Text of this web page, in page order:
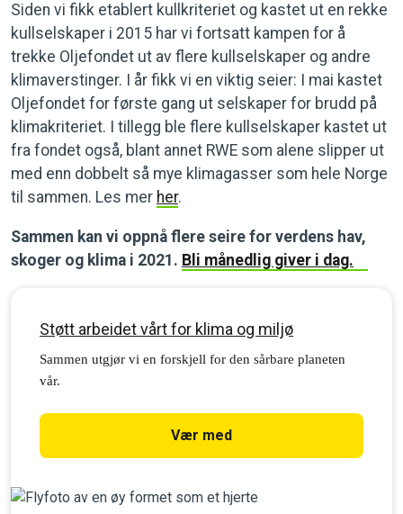
Siden vi fikk etablert kullkriteriet og kastet ut en rekke
kullselskaper i 2015 har vi fortsatt kampen for å
trekke Oljefondet ut av flere kullselskaper og andre
klimaverstinger. I år fikk vi en viktig seier: I mai kastet
Oljefondet for første gang ut selskaper for brudd på
klimakriteriet. I tillegg ble flere kullselskaper kastet ut
fra fondet også, blant annet RWE som alene slipper ut
med enn dobbelt så mye klimagasser som hele Norge
til sammen. Les mer her.
Sammen kan vi oppnå flere seire for verdens hav,
skoger og klima i 2021. Bli månedlig giver i dag.
Støtt arbeidet vårt for klima og miljø
Sammen utgjør vi en forskjell for den sårbare planeten
vår.
Vær med